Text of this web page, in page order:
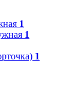
1
1
1